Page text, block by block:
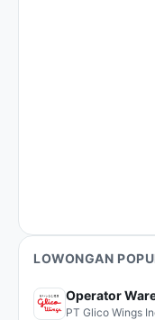
LOWONGAN
Operator
PT Glico Wings